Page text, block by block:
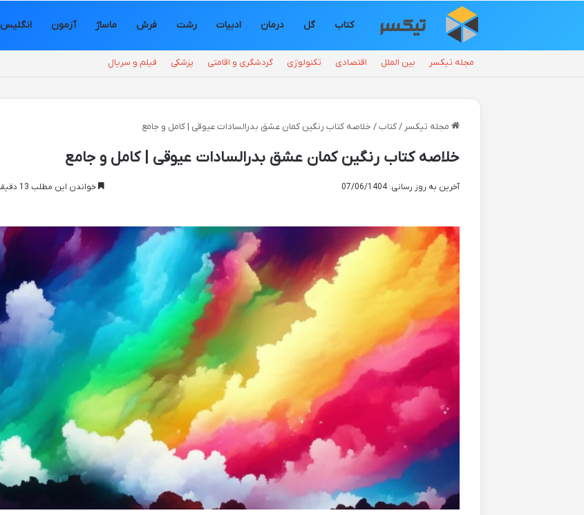
کتاب گل درمان ادبیات رشت فرش ماساژ آزمون انگلیس
مجله تیکسر بین الملل اقتصادی تکنولوژی گردشگری و اقامتی پزشکی فیلم و سریال
مجله تیکسر / کتاب / خلاصه کتاب رنگین کمان عشق بدرالسادات عیوقی | کامل و جامع
خلاصه کتاب رنگین کمان عشق بدرالسادات عیوقی | کامل و جامع
آخرین به روز رسانی: 07/06/1404 خواندن این مطلب 13 دقیقه زمان میبرد